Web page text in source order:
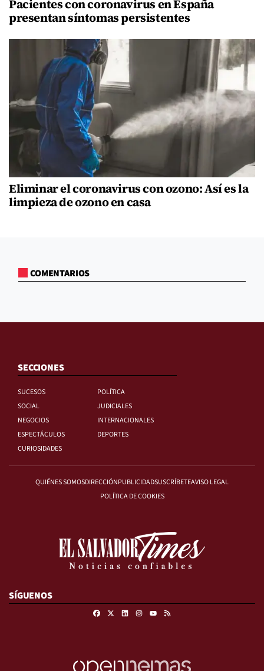
Pacientes con coronavirus en España
presentan síntomas persistentes
Eliminar el coronavirus con ozono: Así es la
limpieza de ozono en casa
COMENTARIOS
SECCIONES
SUCESOS
POLÍTICA
SOCIAL
JUDICIALES
NEGOCIOS
INTERNACIONALES
ESPECTÁCULOS
DEPORTES
CURIOSIDADES
QUIÉNES SOMOSDIRECCIÓNPUBLICIDADSUSCRÍBETEAVISO LEGAL
POLÍTICA DE COOKIES
SÍGUENOS
FacebookLinkedinInstagram